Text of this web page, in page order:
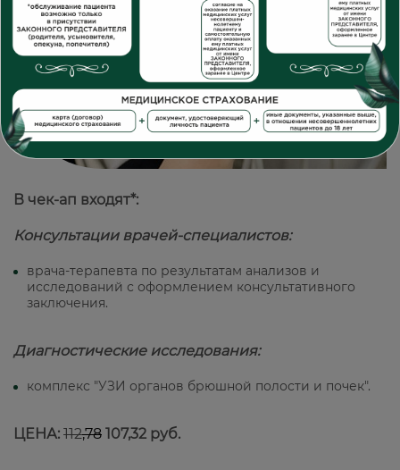
В чек-ап входят*:
Консультации врачей-специалистов:
врача-терапевта по результатам анализов и
исследований с оформлением консультативного
заключения.
Диагностические исследования:
комплекс "УЗИ органов брюшной полости и почек".
ЦЕНА: 112,78 107,32 руб.